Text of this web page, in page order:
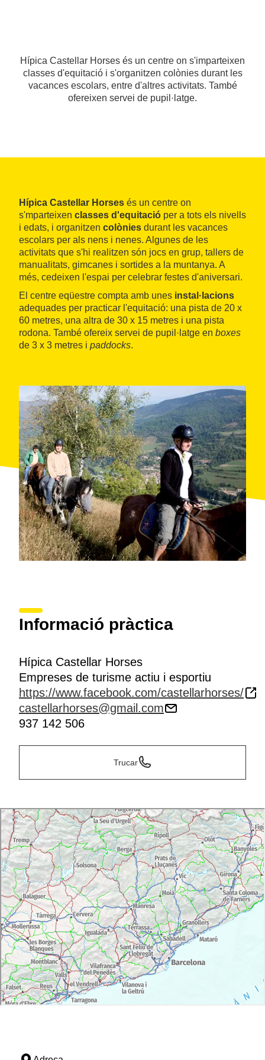
Hípica Castellar Horses és un centre on s'imparteixen
classes d'equitació i s'organitzen colònies durant les
vacances escolars, entre d'altres activitats. També
ofereixen servei de pupil·latge.
Hípica Castellar Horses és un centre on
s'mparteixen classes d'equitació per a tots els nivells
i edats, i organitzen colònies durant les vacances
escolars per als nens i nenes. Algunes de les
activitats que s'hi realitzen són jocs en grup, tallers de
manualitats, gimcanes i sortides a la muntanya. A
més, cedeixen l'espai per celebrar festes d'aniversari.
El centre eqüestre compta amb unes instal·lacions
adequades per practicar l'equitació: una pista de 20 x
60 metres, una altra de 30 x 15 metres i una pista
rodona. També ofereix servei de pupil·latge en boxes
de 3 x 3 metres i paddocks.
Informació pràctica
Hípica Castellar Horses
Empreses de turisme actiu i esportiu
https://www.facebook.com/castellarhorses/
castellarhorses@gmail.com
937 142 506
Trucar